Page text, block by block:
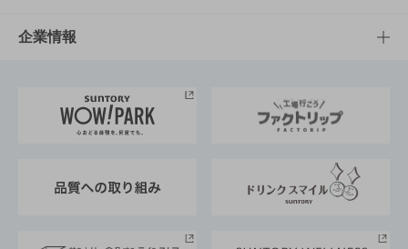
栄養成分一覧
工場見学
地域情報
サントリーホール
サントリーサンバーズ大阪
サステナビリティTOP
サントリーが考えるサステナビリティ経営
企業情報
企業概要